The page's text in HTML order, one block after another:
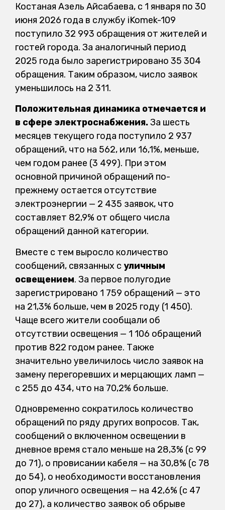
Костаная Азель Айсабаева, с 1 января по 30
июня 2026 года в службу iKomek-109
поступило 32 993 обращения от жителей и
гостей города. За аналогичный период
2025 года было зарегистрировано 35 304
обращения. Таким образом, число заявок
уменьшилось на 2 311.
Положительная динамика отмечается и
в сфере электроснабжения.За шесть
месяцев текущего года поступило 2 937
обращений, что на 562, или 16,1%, меньше,
чем годом ранее (3 499). При этом
основной причиной обращений по-
прежнему остается отсутствие
электроэнергии — 2 435 заявок, что
составляет 82,9% от общего числа
обращений данной категории.
Вместе с тем выросло количество
сообщений, связанных с уличным
освещением. За первое полугодие
зарегистрировано 1 759 обращений — это
на 21,3% больше, чем в 2025 году (1 450).
Чаще всего жители сообщали об
отсутствии освещения — 1 106 обращений
против 822 годом ранее. Также
значительно увеличилось число заявок на
замену перегоревших и мерцающих ламп —
с 255 до 434, что на 70,2% больше.
Одновременно сократилось количество
обращений по ряду других вопросов. Так,
сообщений о включенном освещении в
дневное время стало меньше на 28,3% (с 99
до 71), о провисании кабеля — на 30,8% (с 78
до 54), о необходимости восстановления
опор уличного освещения — на 42,6% (с 47
до 27), а количество заявок об обрыве